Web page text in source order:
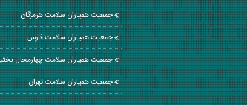
جمعیت همیاران سلامت هرمزگان
جمعیت همیاران سلامت فارس
جمعیت همیاران سلامت چهارمحال
جمعیت همیاران سلامت تهران